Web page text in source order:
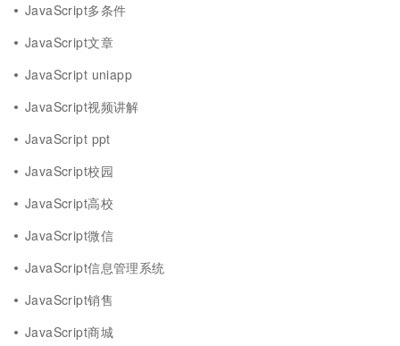
JavaScript多条件
JavaScript文章
JavaScript uniapp
JavaScript视频讲解
JavaScript ppt
JavaScript校园
JavaScript高校
JavaScript微信
JavaScript信息管理系统
JavaScript销售
JavaScript商城